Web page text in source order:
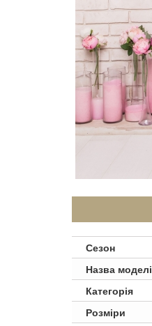
Сезон
Назва моделі
Категорія
Розміри